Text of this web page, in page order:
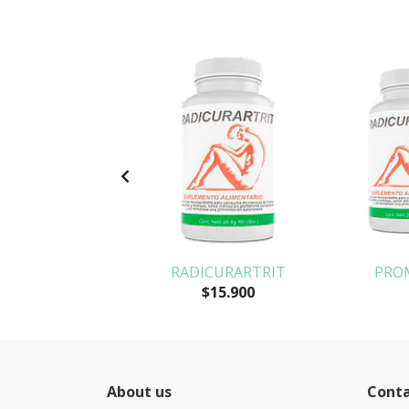
RADICURARTRIT
$15.900
About us